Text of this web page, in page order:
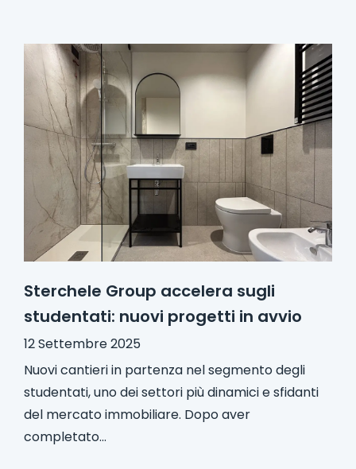
Sterchele Group accelera sugli
studentati: nuovi progetti in avvio
12 Settembre 2025
Nuovi cantieri in partenza nel segmento degli
studentati, uno dei settori più dinamici e sfidanti
del mercato immobiliare. Dopo aver
completato...